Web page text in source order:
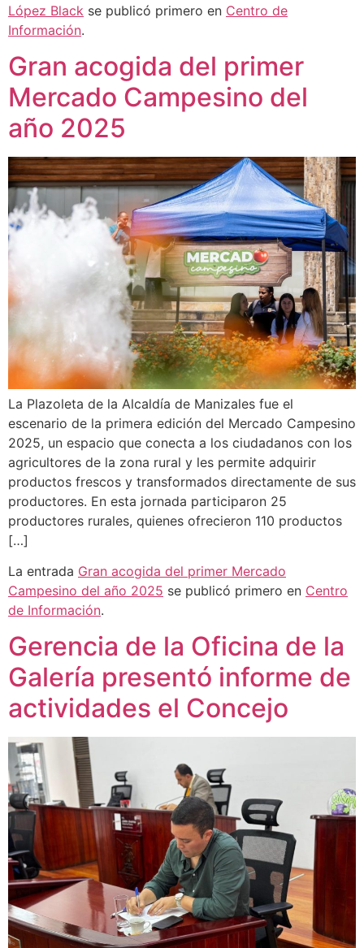
López Black se publicó primero en Centro de
Información.
Gran acogida del primer
Mercado Campesino del
año 2025
La Plazoleta de la Alcaldía de Manizales fue el
escenario de la primera edición del Mercado Campesino
2025, un espacio que conecta a los ciudadanos con los
agricultores de la zona rural y les permite adquirir
productos frescos y transformados directamente de sus
productores. En esta jornada participaron 25
productores rurales, quienes ofrecieron 110 productos
[…]
La entrada Gran acogida del primer Mercado
Campesino del año 2025 se publicó primero en Centro
de Información.
Gerencia de la Oficina de la
Galería presentó informe de
actividades el Concejo